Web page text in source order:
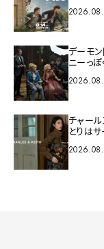
デーモン
ニーっぽ
チャー
とりは